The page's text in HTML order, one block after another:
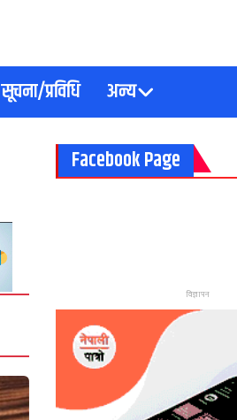
सूचना/प्रविधि अन्य
Facebook Page
विज्ञापन